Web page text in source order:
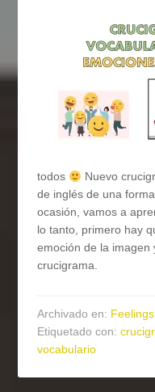
todos
Nuevo
de inglés de una
ocasión, vamos a
lo tanto, primero hay
emoción de la
crucigrama.
Archivado en: Feelings
Etiquetado con:
vocabulario